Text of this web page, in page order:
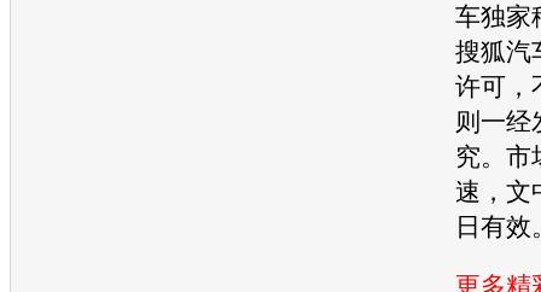
车独家
搜狐汽
许可，
则一经
究。市
速，文
日有效
更多